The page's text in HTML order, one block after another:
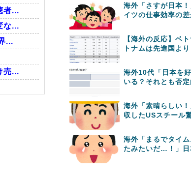
者...
な...
...
売...
海外「さすが日本
イツの仕事効率の
【海外の反応】ベ
トナムは先進国よ
海外10代「日本を
いる？それとも否
海外「素晴らしい
収したUSスチール
海外「まるでタイ
たみたいだ…！」日